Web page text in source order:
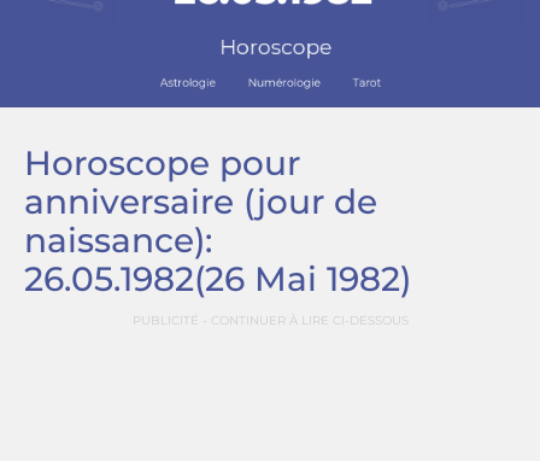
Horoscope pour
anniversaire (jour de
naissance):
26.05.1982(26 Mai 1982)
PUBLICITÉ - CONTINUER À LIRE CI-DESSOUS